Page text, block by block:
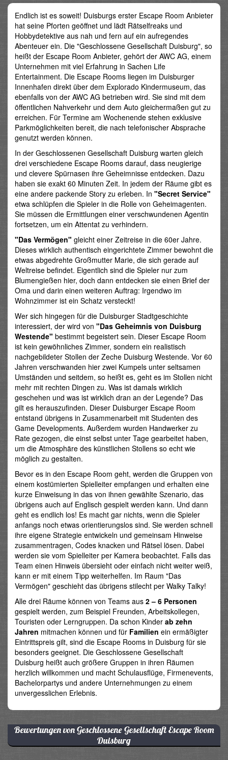
Endlich ist es soweit! Duisburgs erster Escape Room Anbieter
hat seine Pforten geöffnet und lädt Rätselfreaks und
Hobbydetektive aus nah und fern auf ein aufregendes
Abenteuer ein. Die "Geschlossene Gesellschaft Duisburg", so
heißt der Escape Room Anbieter, gehört der AWC AG, einem
Unternehmen mit viel Erfahrung in Sachen Life
Entertainment. Die Escape Rooms liegen im Duisburger
Innenhafen direkt über dem Explorado Kindermuseum, das
ebenfalls von der AWC AG betrieben wird. Sie sind mit dem
öffentlichen Nahverkehr und dem Auto gleichermaßen gut zu
erreichen. Für Termine am Wochenende stehen exklusive
Parkmöglichkeiten bereit, die nach telefonischer Absprache
genutzt werden können.
In der Geschlossenen Gesellschaft Duisburg warten gleich
drei verschiedene Escape Rooms darauf, dass neugierige
und clevere Spürnasen ihre Geheimnisse entdecken. Dazu
haben sie exakt 60 Minuten Zeit. In jedem der Räume gibt es
eine andere packende Story zu erleben. In "Secret Service"
etwa schlüpfen die Spieler in die Rolle von Geheimagenten.
Sie müssen die Ermittlungen einer verschwundenen Agentin
fortsetzen, um ein Attentat zu verhindern.
"Das Vermögen" gleicht einer Zeitreise in die 60er Jahre.
Dieses wirklich authentisch eingerichtete Zimmer bewohnt die
etwas abgedrehte Großmutter Marie, die sich gerade auf
Weltreise befindet. Eigentlich sind die Spieler nur zum
Blumengießen hier, doch dann entdecken sie einen Brief der
Oma und darin einen weiteren Auftrag: Irgendwo im
Wohnzimmer ist ein Schatz versteckt!
Wer sich hingegen für die Duisburger Stadtgeschichte
interessiert, der wird von "Das Geheimnis von Duisburg
Westende" bestimmt begeistert sein. Dieser Escape Room
ist kein gewöhnliches Zimmer, sondern ein realistisch
nachgebildeter Stollen der Zeche Duisburg Westende. Vor 60
Jahren verschwanden hier zwei Kumpels unter seltsamen
Umständen und seitdem, so heißt es, geht es im Stollen nicht
mehr mit rechten Dingen zu. Was ist damals wirklich
geschehen und was ist wirklich dran an der Legende? Das
gilt es herauszufinden. Dieser Duisburger Escape Room
entstand übrigens in Zusammenarbeit mit Studenten des
Game Developments. Außerdem wurden Handwerker zu
Rate gezogen, die einst selbst unter Tage gearbeitet haben,
um die Atmosphäre des künstlichen Stollens so echt wie
möglich zu gestalten.
Bevor es in den Escape Room geht, werden die Gruppen von
einem kostümierten Spielleiter empfangen und erhalten eine
kurze Einweisung in das von ihnen gewählte Szenario, das
übrigens auch auf Englisch gespielt werden kann. Und dann
geht es endlich los! Es macht gar nichts, wenn die Spieler
anfangs noch etwas orientierungslos sind. Sie werden schnell
ihre eigene Strategie entwickeln und gemeinsam Hinweise
zusammentragen, Codes knacken und Rätsel lösen. Dabei
werden sie vom Spielleiter per Kamera beobachtet. Falls das
Team einen Hinweis übersieht oder einfach nicht weiter weiß,
kann er mit einem Tipp weiterhelfen. Im Raum "Das
Vermögen" geschieht das übrigens stilecht per Walky Talky!
Alle drei Räume können von Teams aus 2 – 6 Personen
gespielt werden, zum Beispiel Freunden, Arbeitskollegen,
Touristen oder Lerngruppen. Da schon Kinder ab zehn
Jahren mitmachen können und für Familien ein ermäßigter
Eintrittspreis gilt, sind die Escape Rooms in Duisburg für sie
besonders geeignet. Die Geschlossene Gesellschaft
Duisburg heißt auch größere Gruppen in ihren Räumen
herzlich willkommen und macht Schulausflüge, Firmenevents,
Bachelorpartys und andere Unternehmungen zu einem
unvergesslichen Erlebnis.
Bewertungen von Geschlossene Gesellschaft Escape Room
Duisburg